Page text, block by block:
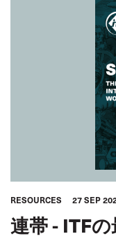
RESOURCES 27 SEP
連帯 - ITF